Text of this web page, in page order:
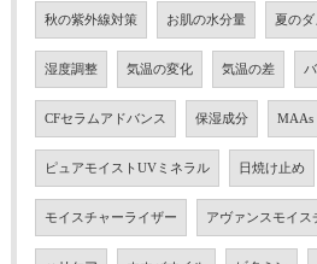
秋の紫外線対策 お肌の水分量 夏のダ
湿度調整 気温の変化 気温の差
CFセラムアドバンス 保湿成分 MAAs
ピュアモイストUVミネラル 日焼け止め
モイスチャーライザー アヴァンスモイス